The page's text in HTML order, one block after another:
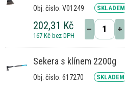
Obj. číslo: V01249 SKLADEM
202,31 Kč
167 Kč bez DPH
Sekera s klínem 2200g
Obj. číslo: 617270 SKLADEM